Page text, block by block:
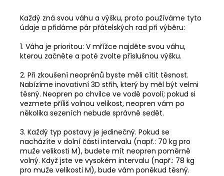
Každý zná svou váhu a výšku, proto používáme tyto
údaje a přidáme pár přátelských rad při výběru:
1. Váha je prioritou: V mřížce najděte svou váhu,
kterou začněte a poté zvolte příslušnou výšku.
2. Při zkoušení neoprénů byste měli cítit těsnost.
Nabízíme inovativní 3D střih, který by měl být velmi
těsný. Neopren po chvilce ve vodě povolí; pokud si
vezmete příliš volnou velikost, neopren vám po
několika sezeních nebude správně sedět.
3. Každý typ postavy je jedinečný. Pokud se
nacházíte v dolní části intervalu (např.: 70 kg pro
muže velikosti M), budete mít neopren poměrně
volný. Když jste ve vysokém intervalu (např.: 78 kg
pro muže velikosti M), bude vám poněkud těsný.